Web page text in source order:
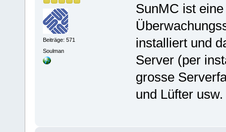
Beiträge: 571
Soulman
SunMC ist
installiert und
Server (per
grosse
und Lüfter